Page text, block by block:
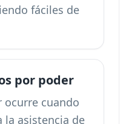
fáciles de
por poder
ocurre cuando
la asistencia de